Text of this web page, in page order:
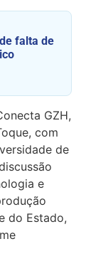
falta de
GZH,
com
de
e
do Estado,